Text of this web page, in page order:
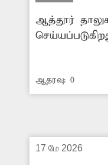
ஆத்தூர்
தண்ணீர்
குடிநீர்
செய்ய
ஆதரவு: 0
17 மே 2026